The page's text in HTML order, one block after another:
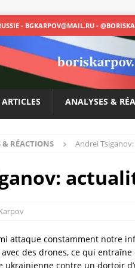
- BGKARPOV@MAIL.RU -
ANALYSES &
& RÉACTIONS Andreï
attaque constamment notre
des drones, ce qui
ukrainienne contre un dortoir